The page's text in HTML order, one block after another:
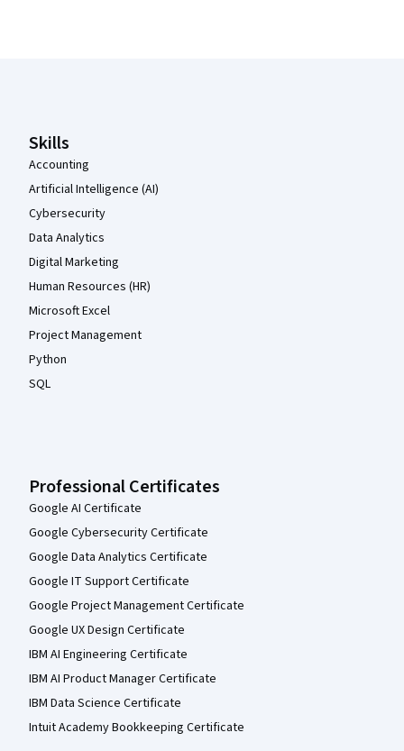
Skills
Accounting
Artificial Intelligence (AI)
Cybersecurity
Data Analytics
Digital Marketing
Human Resources (HR)
Microsoft Excel
Project Management
Python
SQL
Professional Certificates
Google AI Certificate
Google Cybersecurity Certificate
Google Data Analytics Certificate
Google IT Support Certificate
Google Project Management Certificate
Google UX Design Certificate
IBM AI Engineering Certificate
IBM AI Product Manager Certificate
IBM Data Science Certificate
Intuit Academy Bookkeeping Certificate